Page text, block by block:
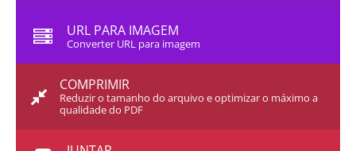
URL PARA IMAGEM
Converter URL para imagem
COMPRIMIR
Reduzir o tamanho do arquivo e optimizar o máximo a
qualidade do PDF